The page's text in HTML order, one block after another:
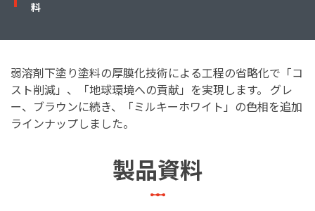
料
弱溶剤下塗り塗料の厚膜化技術による工程の省略化で「コ
スト削減」、「地球環境への貢献」を実現します。 グレ
ー、ブラウンに続き、「ミルキーホワイト」の色相を追加
ラインナップしました。
製品資料